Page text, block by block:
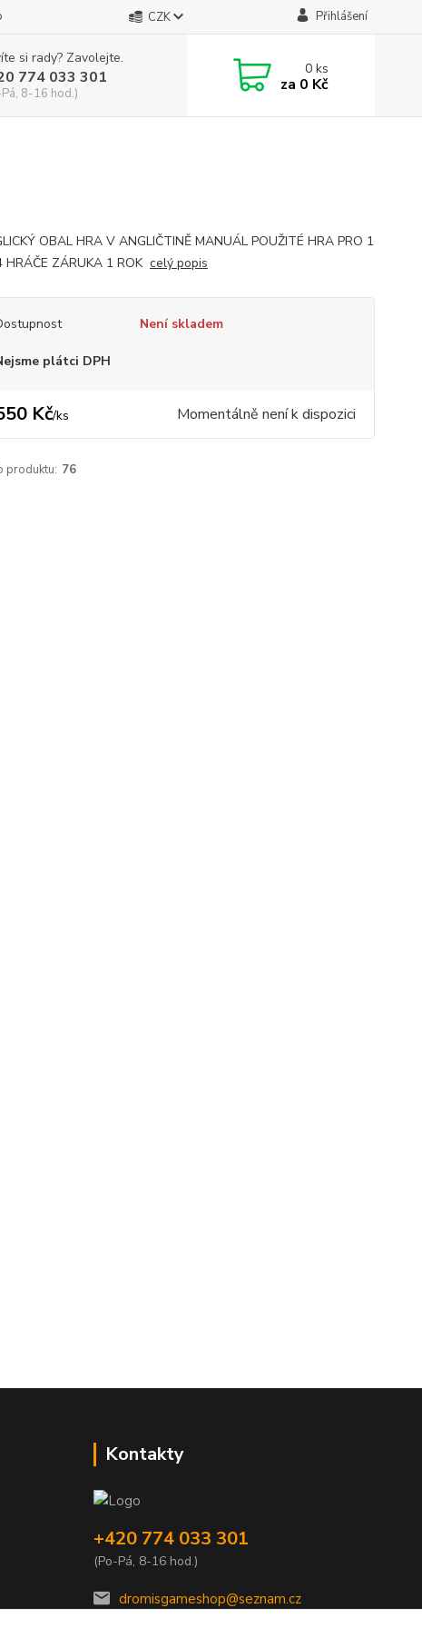
CZK Přihlášení
si rady? Zavolejte.
774 033 301
8-16 hod.)
0ks
za 0 Kč
OBAL HRA V ANGLIČTINĚ MANUÁL POUŽITÉ HRA PRO 1
HRÁČE ZÁRUKA 1 ROK celý popis
Není skladem
plátci DPH
Kč/ks Momentálně není k dispozici
produktu: 76
Kontakty
+420 774 033 301
(Po-Pá, 8-16 hod.)
dromisgameshop@seznam.cz